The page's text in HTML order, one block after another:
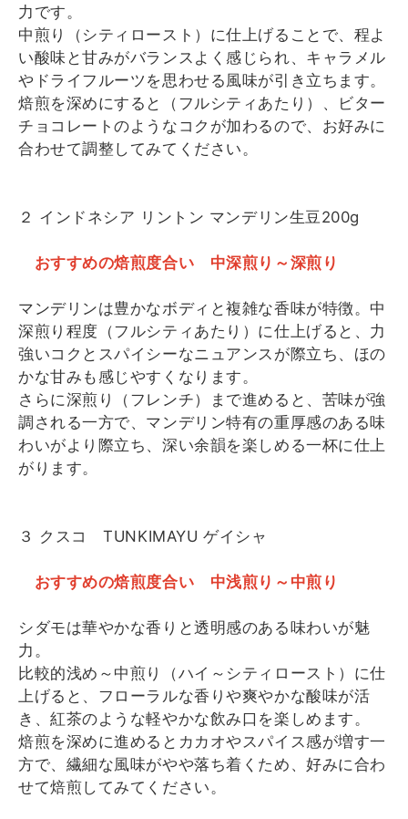
力です。
中煎り（シティロースト）に仕上げることで、程よ
い酸味と甘みがバランスよく感じられ、キャラメル
やドライフルーツを思わせる風味が引き立ちます。
焙煎を深めにすると（フルシティあたり）、ビター
チョコレートのようなコクが加わるので、お好みに
合わせて調整してみてください。
２ インドネシア リントン マンデリン生豆200g
おすすめの焙煎度合い 中深煎り～深煎り
マンデリンは豊かなボディと複雑な香味が特徴。中
深煎り程度（フルシティあたり）に仕上げると、力
強いコクとスパイシーなニュアンスが際立ち、ほの
かな甘みも感じやすくなります。
さらに深煎り（フレンチ）まで進めると、苦味が強
調される一方で、マンデリン特有の重厚感のある味
わいがより際立ち、深い余韻を楽しめる一杯に仕上
がります。
３ クスコ TUNKIMAYU ゲイシャ
おすすめの焙煎度合い 中浅煎り～中煎り
シダモは華やかな香りと透明感のある味わいが魅
力。
比較的浅め～中煎り（ハイ～シティロースト）に仕
上げると、フローラルな香りや爽やかな酸味が活
き、紅茶のような軽やかな飲み口を楽しめます。
焙煎を深めに進めるとカカオやスパイス感が増す一
方で、繊細な風味がやや落ち着くため、好みに合わ
せて焙煎してみてください。